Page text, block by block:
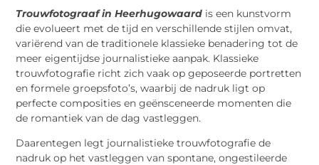
Trouwfotograaf in Heerhugowaard is een kunstvorm
die evolueert met de tijd en verschillende stijlen omvat,
variërend van de traditionele klassieke benadering tot de
meer eigentijdse journalistieke aanpak. Klassieke
trouwfotografie richt zich vaak op geposeerde portretten
en formele groepsfoto’s, waarbij de nadruk ligt op
perfecte composities en geënsceneerde momenten die
de romantiek van de dag vastleggen.
Daarentegen legt journalistieke trouwfotografie de
nadruk op het vastleggen van spontane, ongestileerde